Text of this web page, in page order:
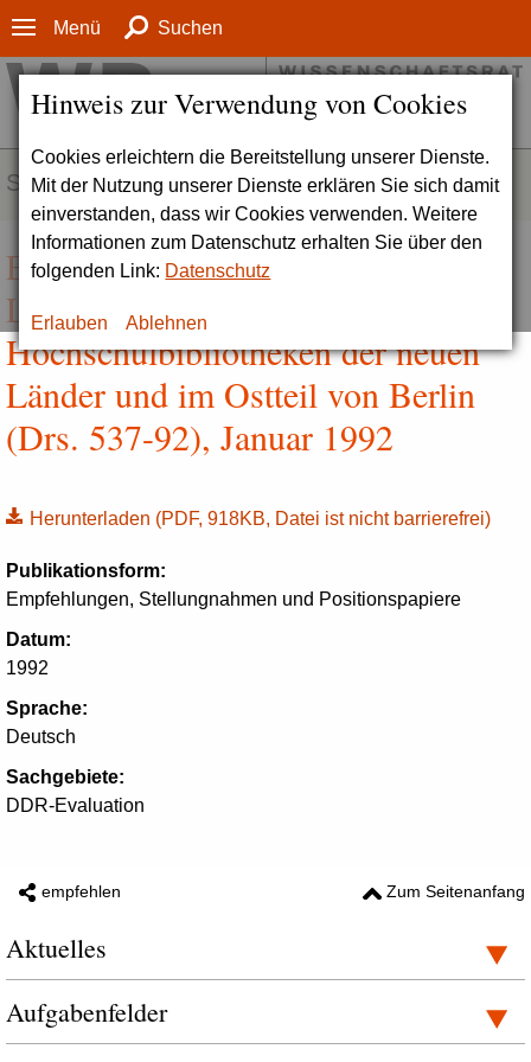
Hinweis zur Verwendung von Cookies
Cookies erleichtern die Bereitstellung unserer Dienste.
Mit der Nutzung unserer Dienste erklären Sie sich damit
einverstanden, dass wir Cookies verwenden. Weitere
Informationen zum Datenschutz erhalten Sie über den
folgenden Link: Datenschutz
Erlauben Ablehnen
Menü Suchen
SERVICE
Empfehlungen zur Sicherung der
Literaturversorgung an den
Hochschulbibliotheken der neuen
Länder und im Ostteil von Berlin
(Drs. 537-92), Januar 1992
Herunterladen (PDF, 918KB, Datei ist nicht barrierefrei)
Publikationsform:
Empfehlungen, Stellungnahmen und Positionspapiere
Datum:
1992
Sprache:
Deutsch
Sachgebiete:
DDR-Evaluation
empfehlen Zum Seitenanfang
Aktuelles
Aufgabenfelder